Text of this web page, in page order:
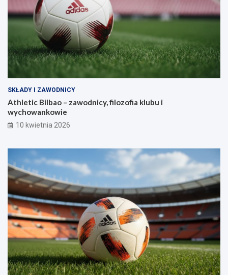
SKŁADY I ZAWODNICY
Athletic Bilbao – zawodnicy, filozofia klubu i
wychowankowie
10 kwietnia 2026